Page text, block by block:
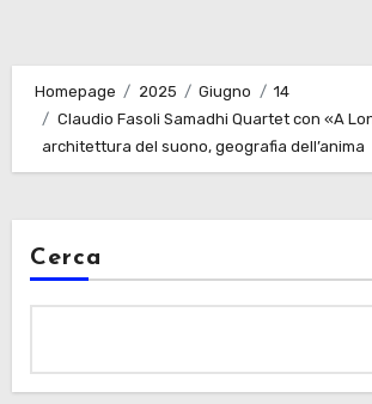
Homepage 2025 Giugno
14
Claudio Fasoli Samadhi Quartet con «A
architettura del suono, geografia dell’anima
Cerca